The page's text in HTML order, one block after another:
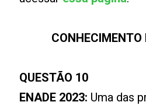
CONHECIMENTO
QUESTÃO 10
ENADE 2023: Uma das